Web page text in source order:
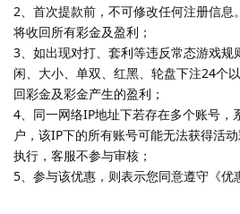
2、首次提款前，不可修改任何注册信息
将收回所有彩金及盈利；
3、如出现对打、套利等违反常态游戏规
闲、大小、单双、红黑、轮盘下注24个
回彩金及彩金产生的盈利；
4、同一网络IP地址下若存在多个账号，
户，该IP下的所有账号可能无法获得活
执行，客服不参与审核；
5、参与该优惠，则表示您同意遵守《优